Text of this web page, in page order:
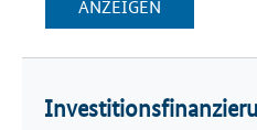
ANZEIGEN